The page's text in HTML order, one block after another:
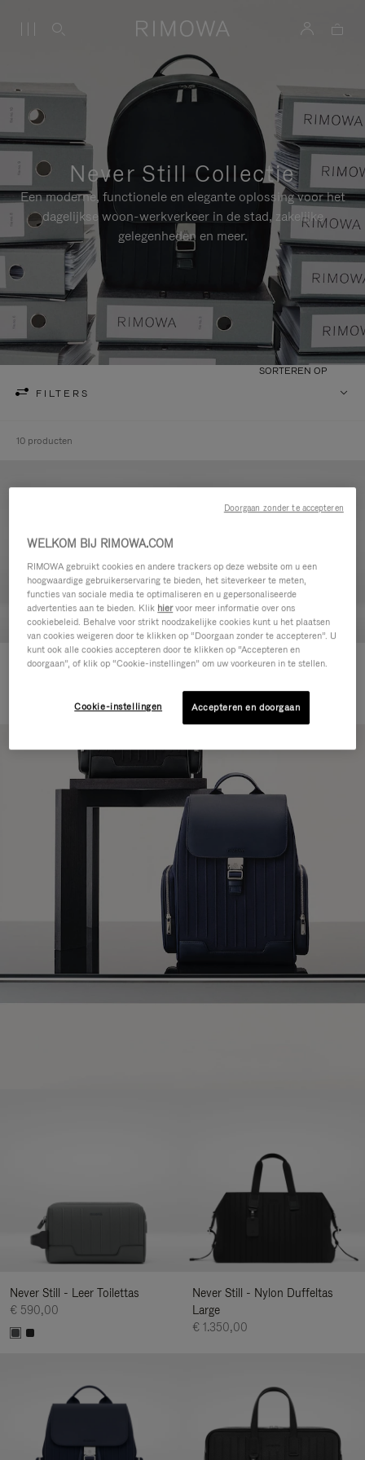
Never Still Collectie
Een moderne, functionele en elegante oplossing voor het
dagelijkse woon-werkverkeer in de stad, zakelijke
gelegenheden en meer.
FILTERS
SORTEREN OP
10 producten
Never Still - Leer Toilettas
Never Still - Leer Rugzak Large
Never Still - Leer Toilettas
€ 590,00
Never Still - Nylon Duffeltas
Large
€ 1.350,00
WELKOM BIJ RIMOWA.COM
RIMOWA gebruikt cookies en andere trackers op deze website om u een
hoogwaardige gebruikerservaring te bieden, het siteverkeer te meten,
functies van sociale media te optimaliseren en u gepersonaliseerde
advertenties aan te bieden. Klik hiervoor meer informatie over ons
cookiebeleid. Behalve voor strikt noodzakelijke cookies kunt u het plaatsen
van cookies weigeren door te klikken op “Doorgaan zonder te accepteren”. U
kunt ook alle cookies accepteren door te klikken op “Accepteren en
doorgaan”, of klik op “Cookie-instellingen” om uw voorkeuren in te stellen.
Cookie-instellingen Accepteren en doorgaan
Doorgaan zonder te accepteren